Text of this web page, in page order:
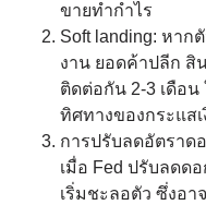
ขายทำกำไร
Soft landing: หาก
งาน ยอดค้าปลีก สิ
ติดต่อกัน 2-3 เดือ
ทิศทางของกระแส
การปรับลดอัตราด
เมื่อ Fed ปรับลดด
เริ่มชะลอตัว ซึ่งอา